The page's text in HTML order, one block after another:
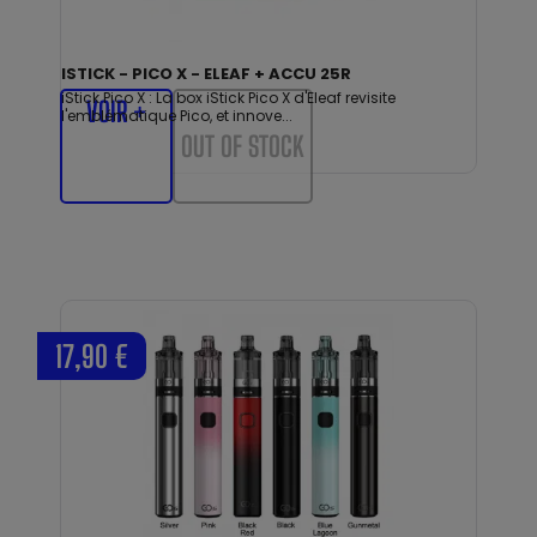
ISTICK - PICO X - ELEAF + ACCU 25R
iStick Pico X : La box iStick Pico X d'Eleaf revisite
l'emblématique Pico, et innove...
VOIR +
OUT OF STOCK
17,90 €